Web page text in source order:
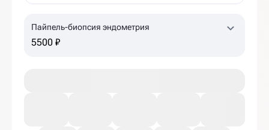
Пайпель-биопсия эндометрия
5500 ₽